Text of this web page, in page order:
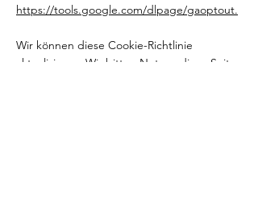
https://tools.google.com/dlpage/gaoptout.
Wir können diese Cookie-Richtlinie
aktualisieren. Wir bitten Nutzer, diese Seite